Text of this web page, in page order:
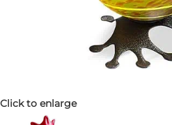
Click to enlarge